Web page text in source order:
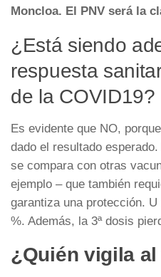
Moncloa. El PNV será la
¿Está siendo
respuesta
de la COVID19?
Es evidente que NO,
dado el resultado
se compara con otras
ejemplo – que también
garantiza una protección.
%. Además, la 3ª dosis
¿Quién vigila